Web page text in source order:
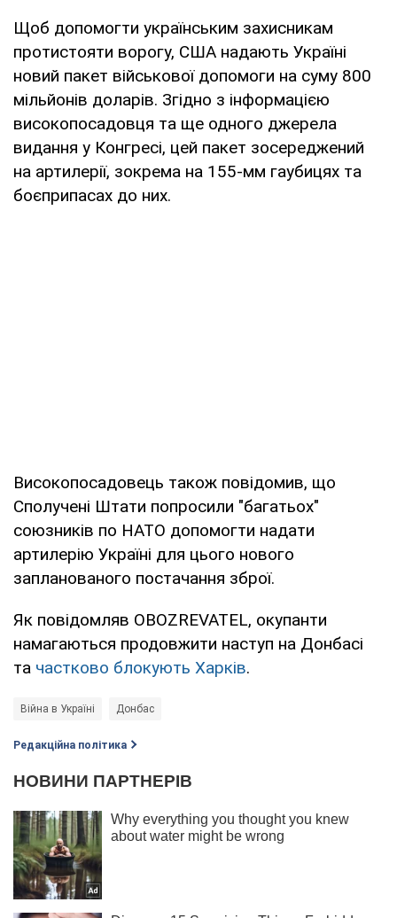
Щоб допомогти українським захисникам
протистояти ворогу, США надають Україні
новий пакет військової допомоги на суму 800
мільйонів доларів. Згідно з інформацією
високопосадовця та ще одного джерела
видання у Конгресі, цей пакет зосереджений
на артилерії, зокрема на 155-мм гаубицях та
боєприпасах до них.
Високопосадовець також повідомив, що
Сполучені Штати попросили "багатьох"
союзників по НАТО допомогти надати
артилерію Україні для цього нового
запланованого постачання зброї.
Як повідомляв OBOZREVATEL, окупанти
намагаються продовжити наступ на Донбасі
та частково блокують Харків.
Війна в Україні Донбас
Редакційна політика